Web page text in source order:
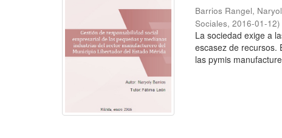
Barrios Rangel,
Sociales,2016-01-12)
La sociedad exige a
escasez de recursos.
las pymis